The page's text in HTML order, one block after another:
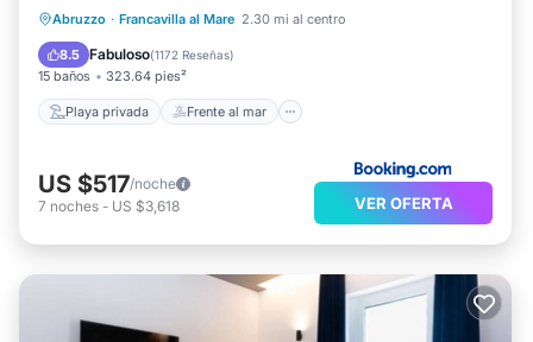
Abruzzo · Francavilla al Mare 2.30 mi al centro
8.5 Fabuloso(1172 Reseñas)
15 baños 323.64 pies²
Playa privada Frente al mar
Playa privada
Frente al mar
Bañera de hidromasaje
US $517/noche
7 noches - US $3,618 VER OFERTA